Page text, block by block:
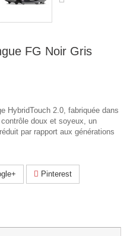
FG Noir Gris
HybridTouch 2.0, fabriquée dans
doux et soyeux, un
par rapport aux générations
Pinterest